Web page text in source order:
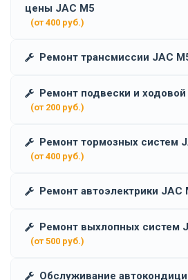
цены JAC M5
(от 400 руб.)
Ремонт трансмиссии JAC
Ремонт подвески и ходовой
(от 200 руб.)
Ремонт тормозных систем
(от 400 руб.)
Ремонт автоэлектрики JAC
Ремонт выхлопных систем
(от 500 руб.)
Обслуживание